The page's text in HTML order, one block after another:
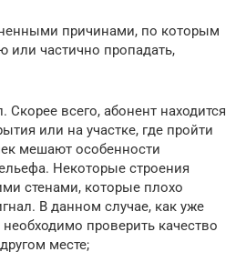
причинами, по которым
или частично пропадать,
Скорее всего, абонент находится
или на участке, где пройти
мешают особенности
Некоторые строения
стенами, которые плохо
В данном случае, как уже
проверить качество
месте;